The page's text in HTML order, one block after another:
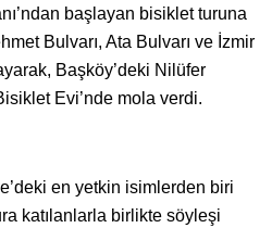
başlayan bisiklet turuna
Bulvarı, Ata Bulvarı ve İzmir
Başköy’deki Nilüfer
Evi’nde mola verdi.
en yetkin isimlerden biri
katılanlarla birlikte söyleşi